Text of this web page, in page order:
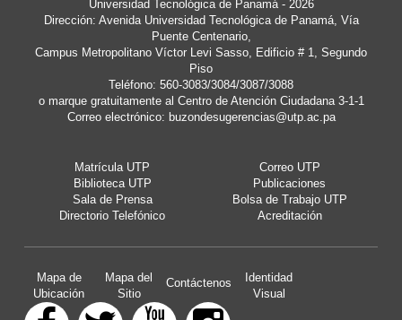
Universidad Tecnológica de Panamá - 2026
Dirección: Avenida Universidad Tecnológica de Panamá, Vía
Puente Centenario,
Campus Metropolitano Víctor Levi Sasso, Edificio # 1, Segundo
Piso
Teléfono: 560-3083/3084/3087/3088
o marque gratuitamente al Centro de Atención Ciudadana 3-1-1
Correo electrónico: buzondesugerencias@utp.ac.pa
Matrícula UTP
Correo UTP
Biblioteca UTP
Publicaciones
Sala de Prensa
Bolsa de Trabajo UTP
Directorio Telefónico
Acreditación
Mapa de
Ubicación
Mapa del
Sitio
Contáctenos
Identidad
Visual